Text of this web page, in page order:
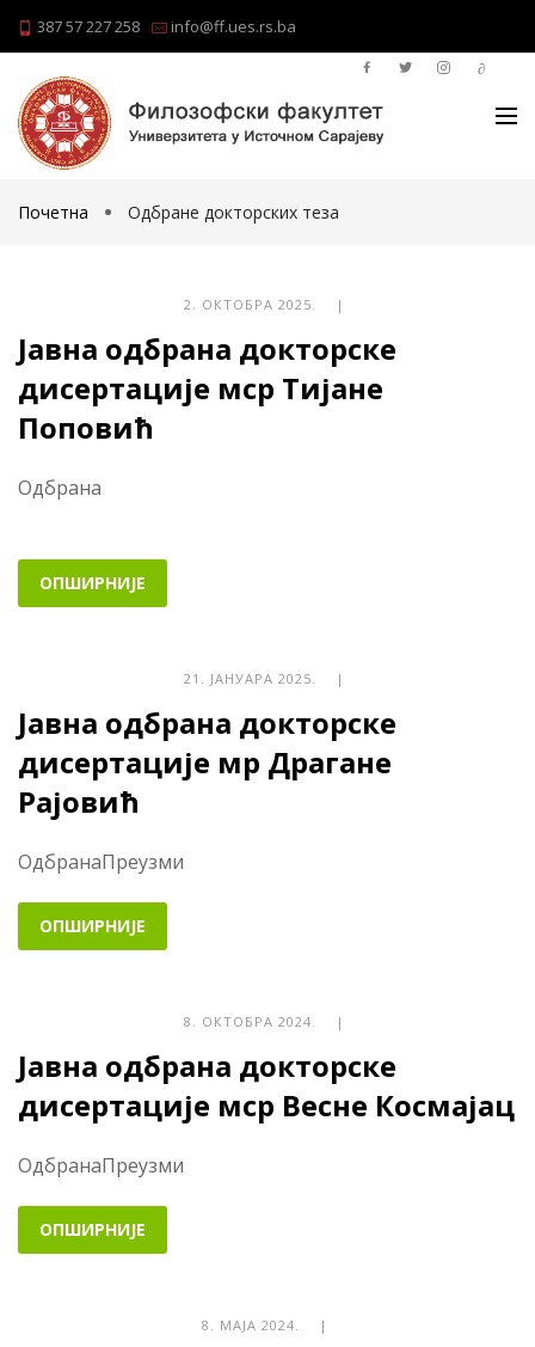
387 57 227 258 info@ff.ues.rs.ba
Почетна Одбране докторских теза
2. ОКТОБРА 2025. |
Јавна одбрана докторске
дисертације мср Тијане
Поповић
Одбрана
ОПШИРНИЈЕ
21. ЈАНУАРА 2025. |
Јавна одбрана докторске
дисертације мр Драгане
Рајовић
ОдбранаПреузми
ОПШИРНИЈЕ
8. ОКТОБРА 2024. |
Јавна одбрана докторске
дисертације мср Весне Космајац
ОдбранаПреузми
ОПШИРНИЈЕ
8. МАЈА 2024. |